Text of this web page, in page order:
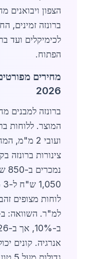
הצפון ויבואנים
ברונזה זמינים,
לכימיקלים ועד
הפתוח.
מחירים
2026
ברונזה למבנים